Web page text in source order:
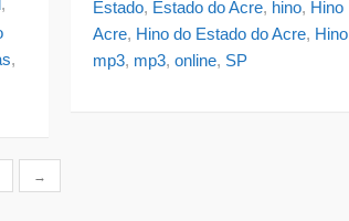
,
,
Estado, Estado do Acre, hino, Hino
Acre, Hino do Estado do Acre, Hino
mp3, mp3, online, SP
→